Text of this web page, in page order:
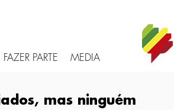
FAZER PARTE MEDIA
mas ninguém